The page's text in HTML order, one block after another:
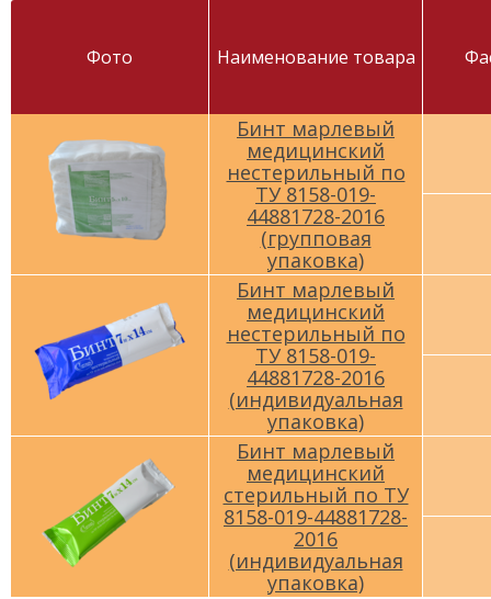
Фото Наименование товара
Бинт марлевый
медицинский
нестерильный по
ТУ 8158-019-
44881728-2016
(групповая
упаковка)
Бинт марлевый
медицинский
нестерильный по
ТУ 8158-019-
44881728-2016
(индивидуальная
упаковка)
Бинт марлевый
медицинский
стерильный по ТУ
8158-019-44881728-
2016
(индивидуальная
упаковка)